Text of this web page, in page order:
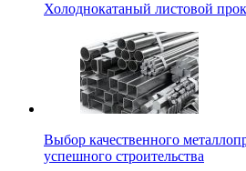
Холоднокатаный листовой
Выбор качественного
успешного строительства